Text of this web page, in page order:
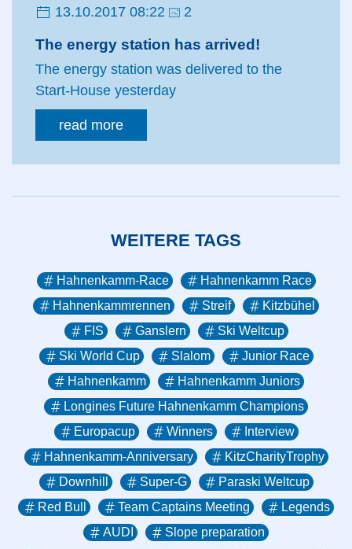
13.10.2017 08:22 2
The energy station has arrived!
The energy station was delivered to the
Start-House yesterday
read more
WEITERE TAGS
Hahnenkamm-Race
Hahnenkamm Race
Hahnenkammrennen
Streif
Kitzbühel
FIS
Ganslern
Ski Weltcup
Ski World Cup
Slalom
Junior Race
Hahnenkamm
Hahnenkamm Juniors
Longines Future Hahnenkamm Champions
Europacup
Winners
Interview
Hahnenkamm-Anniversary
KitzCharityTrophy
Downhill
Super-G
Paraski Weltcup
Red Bull
Team Captains Meeting
Legends
AUDI
Slope preparation